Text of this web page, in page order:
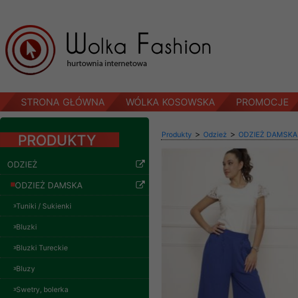
STRONA GŁÓWNA WÓLKA KOSOWSKA PROMOCJE
PRODUKTY
ODZIEŻ
ODZIEŻ DAMSKA
Tuniki / Sukienki
Bluzki
Bluzki Tureckie
Bluzy
Swetry, bolerka
Produkty > Odzież > ODZIEŻ DAMSKA